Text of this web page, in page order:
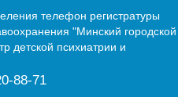
телефон регистратуры
"Минский городской
детской психиатрии и
88-71